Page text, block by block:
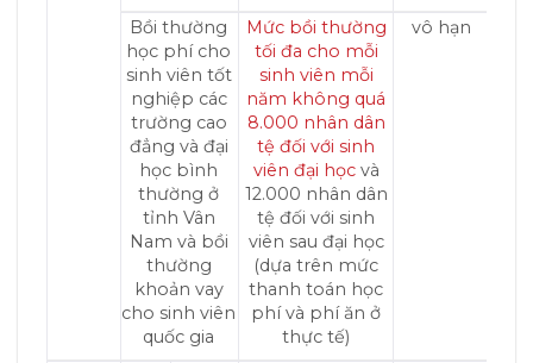
Bồi thường
học phí cho
sinh viên tốt
nghiệp các
trường cao
đẳng và đại
học bình
thường ở
tỉnh Vân
Nam và bồi
thường
khoản vay
cho sinh viên
quốc gia
Mức bồi thường
tối đa cho mỗi
sinh viên mỗi
năm không quá
8.000 nhân dân
tệ đối với sinh
viên đại họcvà
12.000 nhân dân
tệ đối với sinh
viên sau đại học
(dựa trên mức
thanh toán học
phí và phí ăn ở
thực tế)
vô hạn